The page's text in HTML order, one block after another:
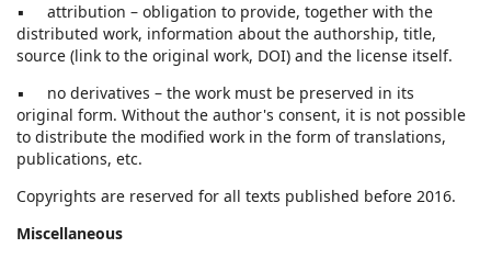
▪ attribution – obligation to provide, together with the
distributed work, information about the authorship, title,
source (link to the original work, DOI) and the license itself.
▪ no derivatives – the work must be preserved in its
original form. Without the author's consent, it is not possible
to distribute the modified work in the form of translations,
publications, etc.
Copyrights are reserved for all texts published before 2016.
Miscellaneous